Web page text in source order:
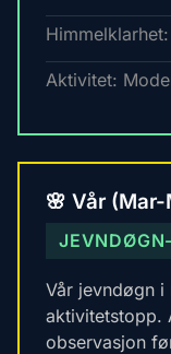
Aktivitet:
🌸 Vår (Mar-
Vår jevndøgn i
aktivitetstopp.
observasjon